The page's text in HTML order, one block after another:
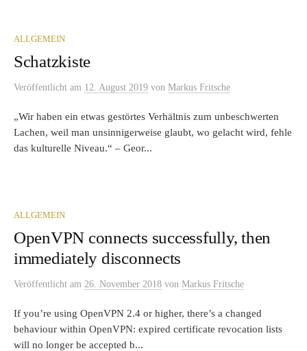
ALLGEMEIN
Schatzkiste
Veröffentlicht am 12. August 2019 von Markus Fritsche
„Wir haben ein etwas gestörtes Verhältnis zum unbeschwerten
Lachen, weil man unsinnigerweise glaubt, wo gelacht wird, fehle
das kulturelle Niveau.“ – Geor...
ALLGEMEIN
OpenVPN connects successfully, then
immediately disconnects
Veröffentlicht am 26. November 2018 von Markus Fritsche
If you’re using OpenVPN 2.4 or higher, there’s a changed
behaviour within OpenVPN: expired certificate revocation lists
will no longer be accepted b...